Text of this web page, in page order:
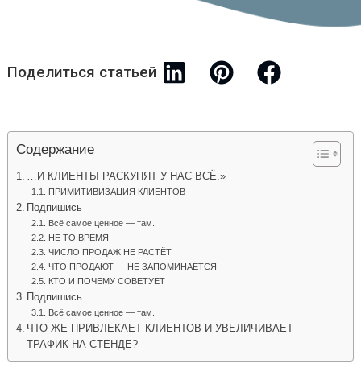
Поделиться статьей
Содержание
…И КЛИЕНТЫ РАСКУПЯТ У НАС ВСЁ.»
ПРИМИТИВИЗАЦИЯ КЛИЕНТОВ
Подпишись
Всё самое ценное — там.
НЕ ТО ВРЕМЯ
ЧИСЛО ПРОДАЖ НЕ РАСТЁТ
ЧТО ПРОДАЮТ — НЕ ЗАПОМИНАЕТСЯ
КТО И ПОЧЕМУ СОВЕТУЕТ
Подпишись
Всё самое ценное — там.
ЧТО ЖЕ ПРИВЛЕКАЕТ КЛИЕНТОВ И УВЕЛИЧИВАЕТ
ТРАФИК НА СТЕНДЕ?